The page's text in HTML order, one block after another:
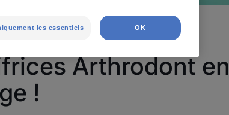
Arthrodont en
!
les essentiels OK